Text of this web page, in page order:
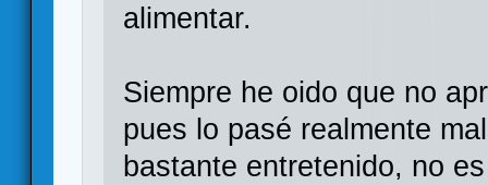
alimentar.
Siempre he oido que no
pues lo pasé realmente
bastante entretenido, no